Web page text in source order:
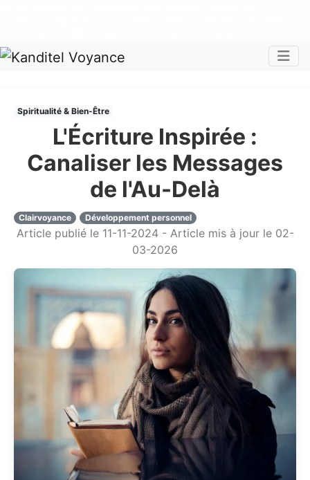
Spiritualité & Bien-Être
L'Écriture Inspirée :
Canaliser les Messages
de l'Au-Delà
Clairvoyance Développement personnel
Article publié le 11-11-2024 - Article mis à jour le 02-
03-2026